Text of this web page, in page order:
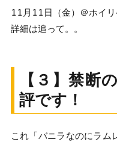
11月11日（金）＠ホイリ
詳細は追って。。
【３】禁断
評です！
これ「バニラなのにラム